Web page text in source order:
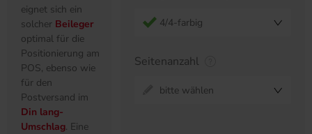
eignet sich ein
solcher Beileger
optimal für die
Positionierung am
POS, ebenso wie
für den
Postversand im
Din lang-
Umschlag. Eine
4/4-farbig
Seitenanzahl
bitte wählen